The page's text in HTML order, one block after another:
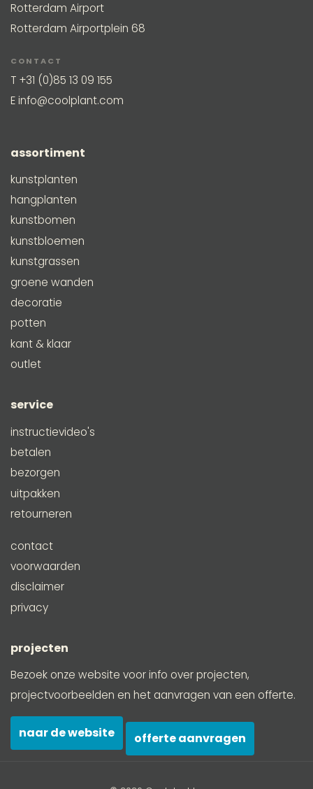
Rotterdam Airport
Rotterdam Airportplein 68
CONTACT
T +31 (0)85 13 09 155
Einfo@coolplant.com
assortiment
kunstplanten
hangplanten
kunstbomen
kunstbloemen
kunstgrassen
groene wanden
decoratie
potten
kant & klaar
outlet
service
instructievideo's
betalen
bezorgen
uitpakken
retourneren
contact
voorwaarden
disclaimer
privacy
projecten
Bezoek onze website voor info over projecten,
projectvoorbeelden en het aanvragen van een offerte.
naar de website offerte aanvragen